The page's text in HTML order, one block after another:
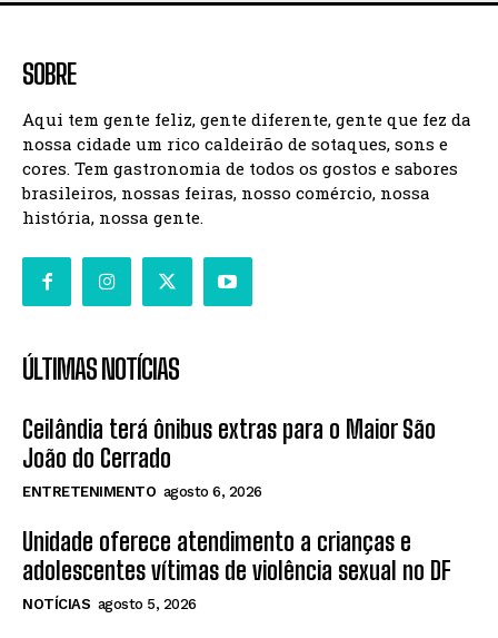
SOBRE
Aqui tem gente feliz, gente diferente, gente que fez da
nossa cidade um rico caldeirão de sotaques, sons e
cores. Tem gastronomia de todos os gostos e sabores
brasileiros, nossas feiras, nosso comércio, nossa
história, nossa gente.
ÚLTIMAS NOTÍCIAS
Ceilândia terá ônibus extras para o Maior São
João do Cerrado
ENTRETENIMENTO agosto 6, 2026
Unidade oferece atendimento a crianças e
adolescentes vítimas de violência sexual no DF
NOTÍCIAS agosto 5, 2026